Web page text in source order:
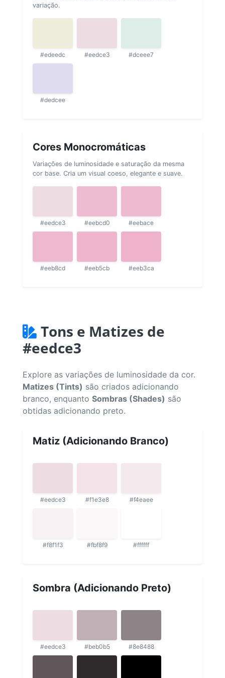
variação.
#edeedc #eedce3 #dceee7
#dedcee
Cores Monocromáticas
Variações de luminosidade e saturação da mesma
cor base. Cria um visual coeso, elegante e suave.
#eedce3 #eebcd0 #eebace
#eeb8cd #eeb5cb #eeb3ca
Tons e Matizes de
#eedce3
Explore as variações de luminosidade da cor.
Matizes (Tints) são criados adicionando
branco, enquanto Sombras (Shades) são
obtidas adicionando preto.
Matiz (Adicionando Branco)
#eedce3 #f1e3e8 #f4eaee
#f8f1f3 #fbf8f9 #ffffff
Sombra (Adicionando Preto)
#eedce3 #beb0b5 #8e8488